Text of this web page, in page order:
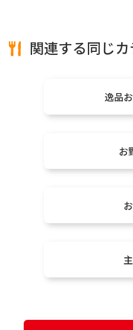
関連する同じ
逸品
お